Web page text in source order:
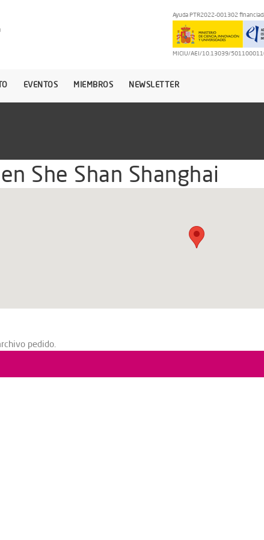
Ayuda PTR2022-001302
MICIU/AEI/10.13039/
EVENTOS MIEMBROS NEWSLETTER
She Shan Shanghai
pedido.